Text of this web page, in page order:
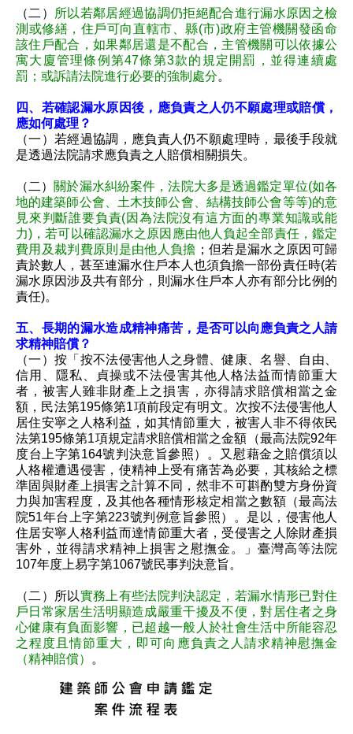
（二）
所以若鄰居經過協調仍拒絕配合進行漏水原因之檢
測或修繕，住戶可向直轄市、縣(市)政府主管機關發函命
該住戶配合，如果鄰居還是不配合，主管機關可以依據公
寓大廈管理條例第47條第3款的規定開罰，並得連續處
罰；或訴請法院進行必要的強制處分。
四、若確認漏水原因後，應負責之人仍不願處理或賠償，
應如何處理？
（一）若經過協調，應負責人仍不願處理時，最後手段就
是透過法院請求應負責之人賠償相關損失。
（二） 關於漏水糾紛案件，法院大多是透過鑑定單位(如各
地的建築師公會、土木技師公會、結構技師公會等等)的意
見來判斷誰要負責(因為法院沒有這方面的專業知識或能
力)，若可以確認漏水之原因應由他人負起全部責任，鑑定
費用及裁判費原則是由他人負擔 ；但若是漏水之原因可歸
責於數人，甚至連漏水住戶本人也須負擔一部份責任時(若
漏水原因涉及共有部分，則漏水住戶本人亦有部分比例的
責任)。
五、長期的漏水造成精神痛苦，是否可以向應負責之人請
求精神賠償？
（一）按「按不法侵害他人之身體、健康、名譽、自由、
信用、隱私、貞操或不法侵害其他人格法益而情節重大
者，被害人雖非財產上之損害，亦得請求賠償相當之金
額，民法第195條第1項前段定有明文。次按不法侵害他人
居住安寧之人格利益，如其情節重大，被害人非不得依民
法第195條第1項規定請求賠償相當之金額（最高法院92年
度台上字第164號判決意旨參照）。又慰藉金之賠償須以
人格權遭遇侵害，使精神上受有痛苦為必要，其核給之標
準固與財產上損害之計算不同，然非不可斟酌雙方身份資
力與加害程度，及其他各種情形核定相當之數額（最高法
院51年台上字第223號判例意旨參照）。是以，侵害他人
住居安寧人格利益而達情節重大者，受侵害之人除財產損
害外，並得請求精神上損害之慰撫金。」臺灣高等法院
107年度上易字第1067號民事判決意旨。
（二）所以實務上有些法院判決認定，若漏水情形已對住
戶日常家居生活明顯造成嚴重干擾及不便，對居住者之身
心健康有負面影響，已超越一般人於社會生活中所能容忍
之程度且情節重大，即可向應負責之人請求精神慰撫金
（精神賠償）
。